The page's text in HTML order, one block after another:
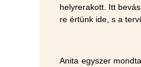
helyrerakott. Itt
re értünk ide, s a
Anita egyszer